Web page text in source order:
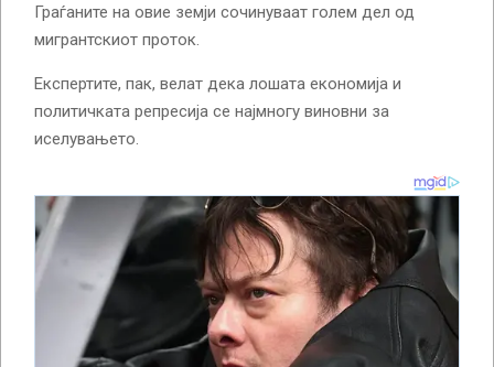
Граѓаните на овие земји сочинуваат голем дел од
мигрантскиот проток.
Експертите, пак, велат дека лошата економија и
политичката репресија се најмногу виновни за
иселувањето.